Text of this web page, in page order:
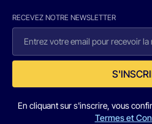
RECEVEZ NOTRE NEWSLETTER
En cliquant sur s'inscrire, vous
Termes et